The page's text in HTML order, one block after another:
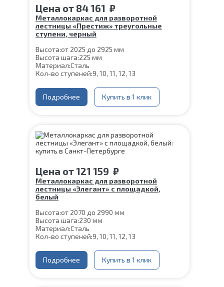
Цена от 84 161 ₽
Металлокаркас для разворотной
лестницы «Престиж» треугольные
ступени, черный
Высота:от 2025 до 2925 мм
Высота шага:225 мм
Материал:Сталь
Кол-во ступеней:9, 10, 11, 12, 13
Подробнее Купить в 1 клик
Цена от121 159 ₽
Металлокаркас для разворотной
лестницы «Элегант» с площадкой,
белый
Высота:от 2070 до 2990 мм
Высота шага:230 мм
Материал:Сталь
Кол-во ступеней:9, 10, 11, 12, 13
Подробнее Купить в 1 клик